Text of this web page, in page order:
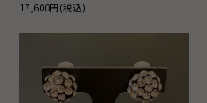
17,600円(税込)